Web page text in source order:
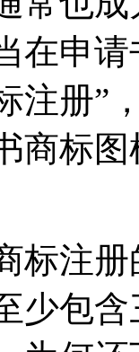
在申
注册”
商标
标注
少包